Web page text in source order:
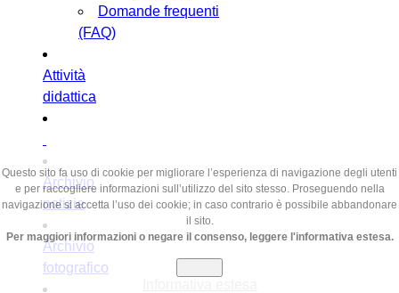
Domande frequenti
(FAQ)
Attività
didattica
Archivio
notizie
Archivio
fotografico
Questo sito fa uso di cookie per migliorare l’esperienza di navigazione degli utenti
e per raccogliere informazioni sull’utilizzo del sito stesso. Proseguendo nella
navigazione si accetta l’uso dei cookie; in caso contrario è possibile abbandonare
il sito.
Per maggiori informazioni o negare il consenso, leggere l'informativa estesa.